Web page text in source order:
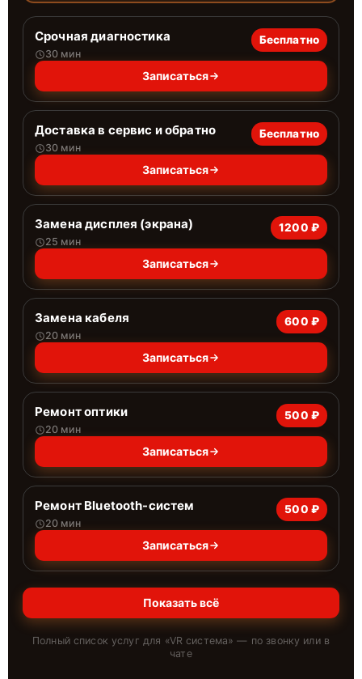
Срочная диагностика
30 мин
Бесплатно
Записаться
Доставка в сервис и обратно
30 мин
Бесплатно
Записаться
Замена дисплея (экрана)
25 мин
1200 ₽
Записаться
Замена кабеля
20 мин
600 ₽
Записаться
Ремонт оптики
20 мин
500 ₽
Записаться
Ремонт Bluetooth-систем
20 мин
500 ₽
Записаться
Показать всё
Полный список услуг для «VR система» — по звонку или в
чате